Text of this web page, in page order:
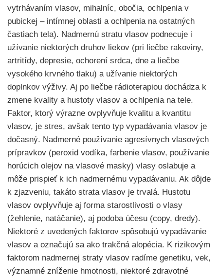
vytrhávaním vlasov, mihalníc, obočia, ochlpenia v
pubickej – intímnej oblasti a ochlpenia na ostatných
častiach tela). Nadmernú stratu vlasov podnecuje i
užívanie niektorých druhov liekov (pri liečbe rakoviny,
artritídy, depresie, ochorení srdca, dne a liečbe
vysokého krvného tlaku) a užívanie niektorých
doplnkov výživy. Aj po liečbe rádioterapiou dochádza k
zmene kvality a hustoty vlasov a ochlpenia na tele.
Faktor, ktorý výrazne ovplyvňuje kvalitu a kvantitu
vlasov, je stres, avšak tento typ vypadávania vlasov je
dočasný. Nadmerné používanie agresívnych vlasových
prípravkov (peroxid vodíka, farbenie vlasov, používanie
horúcich olejov na vlasové masky) vlasy oslabuje a
môže prispieť k ich nadmernému vypadávaniu. Ak dôjde
k zjazveniu, takáto strata vlasov je trvalá. Hustotu
vlasov ovplyvňuje aj forma starostlivosti o vlasy
(žehlenie, natáčanie), aj podoba účesu (copy, dredy).
Niektoré z uvedených faktorov spôsobujú vypadávanie
vlasov a označujú sa ako trakčná alopécia. K rizikovým
faktorom nadmernej straty vlasov radíme genetiku, vek,
významné zníženie hmotnosti, niektoré zdravotné